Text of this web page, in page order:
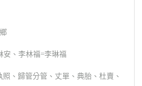
安、李林福=李琳福
、歸管分管、丈單、典胎、杜賣、